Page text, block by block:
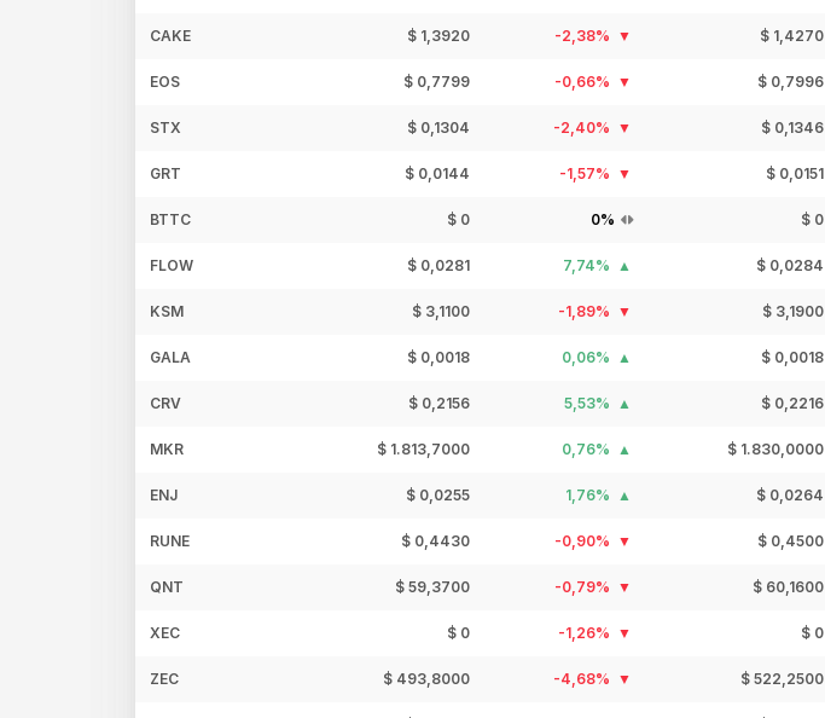
CAKE $ 1,3920 -2,38% $ 1,4270
EOS $ 0,7799 -0,66% $ 0,7996
STX $ 0,1304 -2,40% $ 0,1346
GRT $ 0,0144 -1,57% $ 0,0151
BTTC $ 0 0% $ 0
FLOW $ 0,0281 7,74% $ 0,0284
KSM $ 3,1100 -1,89% $ 3,1900
GALA $ 0,0018 0,06% $ 0,0018
CRV $ 0,2156 5,53% $ 0,2216
MKR $ 1.813,7000 0,76% $ 1.830,0000
ENJ $ 0,0255 1,76% $ 0,0264
RUNE $ 0,4430 -0,90% $ 0,4500
QNT $ 59,3700 -0,79% $ 60,1600
XEC $ 0 -1,26% $ 0
ZEC $ 493,8000 -4,68% $ 522,2500